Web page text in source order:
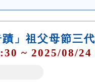
」祖父母節三
~ 2025/08/24